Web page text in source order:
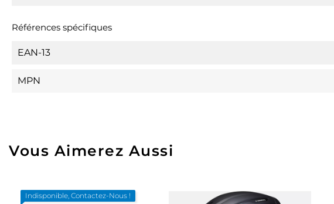
Références spécifiques
EAN-13
MPN
Vous Aimerez Aussi
Indisponible, Contactez-Nous !